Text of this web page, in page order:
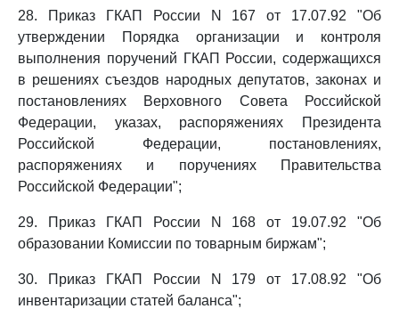
28. Приказ ГКАП России N 167 от 17.07.92 "Об
утверждении Порядка организации и контроля
выполнения поручений ГКАП России, содержащихся
в решениях съездов народных депутатов, законах и
постановлениях Верховного Совета Российской
Федерации, указах, распоряжениях Президента
Российской Федерации, постановлениях,
распоряжениях и поручениях Правительства
Российской Федерации";
29. Приказ ГКАП России N 168 от 19.07.92 "Об
образовании Комиссии по товарным биржам";
30. Приказ ГКАП России N 179 от 17.08.92 "Об
инвентаризации статей баланса";